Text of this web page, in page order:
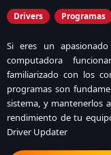
Drivers Programas
Si eres un
computadora
familiarizado con los
programas son
sistema, y mantenerlos
rendimiento de tu
Driver Updater